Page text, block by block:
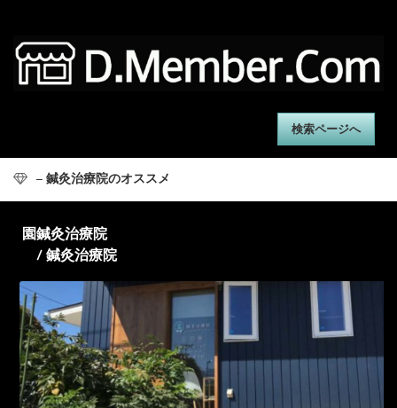
検索ページへ
– 鍼灸治療院のオススメ
園鍼灸治療院
/ 鍼灸治療院